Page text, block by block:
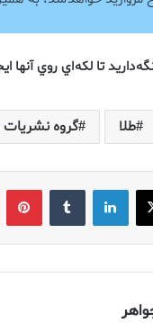
داريد تا لکه اي روي آنها
طلا گروه نشریات
X لینکدین ‫تامبلر